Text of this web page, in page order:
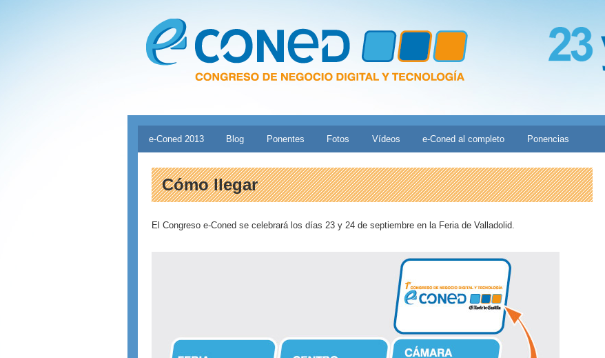
Menú principal
e-Coned 2013 Blog Ponentes Fotos Vídeos e-Coned al completo Ponencias
Cómo llegar
El Congreso e-Coned se celebrará los días 23 y 24 de septiembre en la Feria de Valladolid.